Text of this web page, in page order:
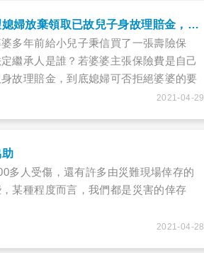
《我的婆婆怎麼那麼可愛》婆婆希望媳婦放棄領取已故兒子身故理賠金，可以這樣做嗎？
多年前給小兒子秉信買了一張壽險保
繼承人是誰？若婆婆主張保險費是自己
故理賠金，到底媳婦可否拒絕婆婆的要
2021-04-29
多人受傷，還有許多由災難現場倖存的
某種程度而言，我們都是災害的倖存
2021-04-28